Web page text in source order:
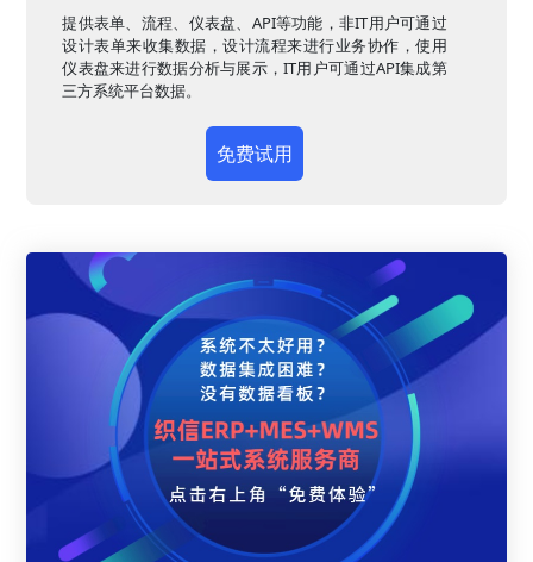
提供表单、流程、仪表盘、API等功能，非IT用户可通过
设计表单来收集数据，设计流程来进行业务协作，使用
仪表盘来进行数据分析与展示，IT用户可通过API集成第
三方系统平台数据。
免费试用